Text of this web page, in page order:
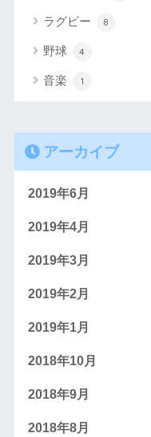
ラグビー 8
野球 4
音楽 1
アーカイブ
2019年6月
2019年4月
2019年3月
2019年2月
2019年1月
2018年10月
2018年9月
2018年8月